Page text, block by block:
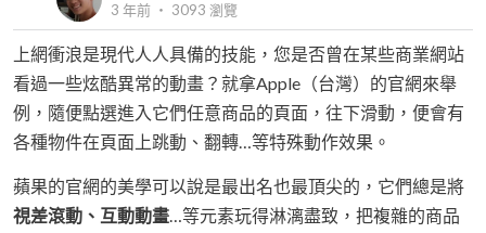
3 年前 ‧ 3093 瀏覽
上網衝浪是現代人人具備的技能，您是否曾在某些商業網站
看過一些炫酷異常的動畫？就拿Apple（台灣）的官網來舉
例，隨便點選進入它們任意商品的頁面，往下滑動，便會有
各種物件在頁面上跳動、翻轉…等特殊動作效果。
蘋果的官網的美學可以說是最出名也最頂尖的，它們總是將
視差滾動、互動動畫…等元素玩得淋漓盡致，把複雜的商品